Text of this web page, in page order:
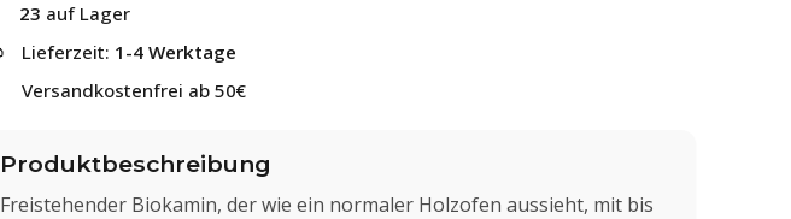
23 auf Lager
Lieferzeit: 1-4 Werktage
Versandkostenfrei ab 50€
Produktbeschreibung
Freistehender Biokamin, der wie ein normaler Holzofen aussieht, mit bis